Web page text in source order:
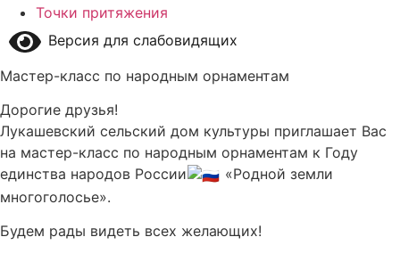
Точки притяжения
Версия для слабовидящих
Мастер-класс по народным орнаментам
Дорогие друзья!
Лукашевский сельский дом культуры приглашает Вас
на мастер-класс по народным орнаментам к Году
единства народов России
«Родной земли
многоголосье».
Будем рады видеть всех желающих!